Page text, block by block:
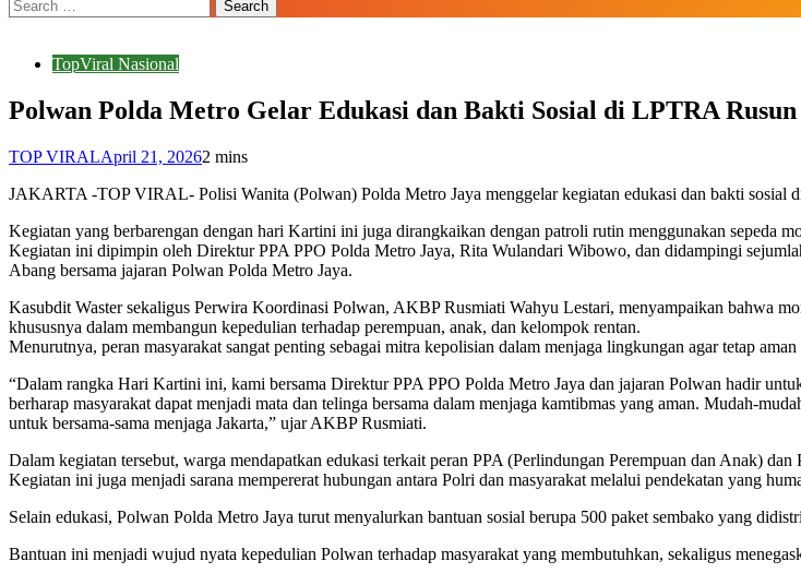
TopViral Nasional
Polwan Polda Metro Gelar Edukasi dan Bakti Sosial di LPTRA
TOP VIRALApril 21, 20262 mins
JAKARTA -TOP VIRAL- Polisi Wanita (Polwan) Polda Metro Jaya menggelar kegiatan edukasi dan bakti sosial
Kegiatan yang berbarengan dengan hari Kartini ini juga dirangkaikan dengan patroli rutin menggunakan sepeda
Kegiatan ini dipimpin oleh Direktur PPA PPO Polda Metro Jaya, Rita Wulandari Wibowo, dan didampingi
Abang bersama jajaran Polwan Polda Metro Jaya.
Kasubdit Waster sekaligus Perwira Koordinasi Polwan, AKBP Rusmiati Wahyu Lestari, menyampaikan bahwa
khususnya dalam membangun kepedulian terhadap perempuan, anak, dan kelompok rentan.
Menurutnya, peran masyarakat sangat penting sebagai mitra kepolisian dalam menjaga lingkungan agar tetap
“Dalam rangka Hari Kartini ini, kami bersama Direktur PPA PPO Polda Metro Jaya dan jajaran Polwan hadir
berharap masyarakat dapat menjadi mata dan telinga bersama dalam menjaga kamtibmas yang aman. Mudah-
untuk bersama-sama menjaga Jakarta,” ujar AKBP Rusmiati.
Dalam kegiatan tersebut, warga mendapatkan edukasi terkait peran PPA (Perlindungan Perempuan dan Anak)
Kegiatan ini juga menjadi sarana mempererat hubungan antara Polri dan masyarakat melalui pendekatan yang
Selain edukasi, Polwan Polda Metro Jaya turut menyalurkan bantuan sosial berupa 500 paket sembako yang
Bantuan ini menjadi wujud nyata kepedulian Polwan terhadap masyarakat yang membutuhkan, sekaligus